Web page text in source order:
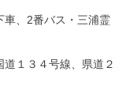
車、2番バス・三浦霊
１３４号線、県道２